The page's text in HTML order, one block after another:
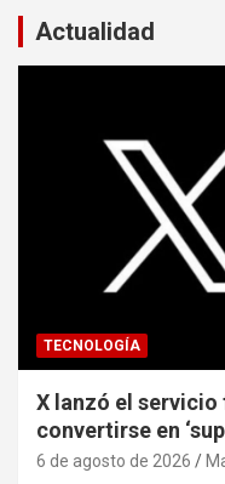
Actualidad
TECNOLOGÍA
X lanzó el servicio
convertirse en
6 de agosto de 2026